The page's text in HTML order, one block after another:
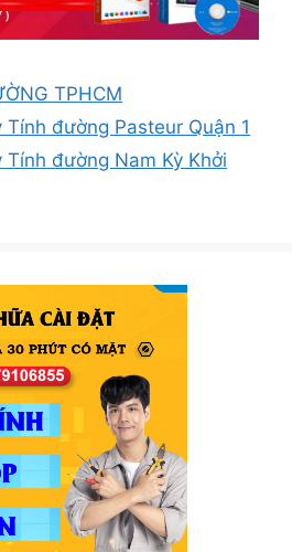
TPHCM
Tính đường Pasteur Quận 1
Tính đường Nam Kỳ Khởi